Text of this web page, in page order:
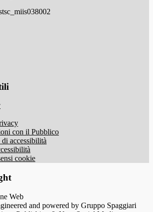
con il Pubblico
accessibilità
cookie
and powered by Gruppo Spaggiari